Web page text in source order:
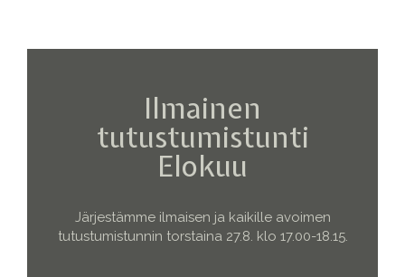
Ilmainen
tutustumistunti
Elokuu
Järjestämme ilmaisen ja kaikille avoimen
tutustumistunnin torstaina 27.8. klo 17.00-18.15.